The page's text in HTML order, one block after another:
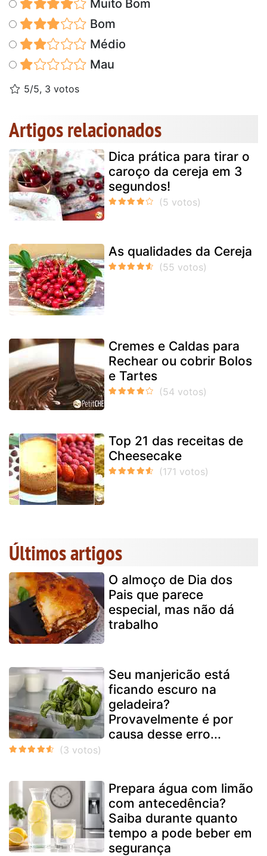
Muito Bom
Bom
Médio
Mau
5/5, 3 votos
Artigos relacionados
Dica prática para tirar o
caroço da cereja em 3
segundos!
As qualidades da Cereja
Cremes e Caldas para
Rechear ou cobrir Bolos
e Tartes
Top 21 das receitas de
Cheesecake
Últimos artigos
O almoço de Dia dos
Pais que parece
especial, mas não dá
trabalho
Seu manjericão está
ficando escuro na
geladeira?
Provavelmente é por
causa desse erro...
Prepara água com limão
com antecedência?
Saiba durante quanto
tempo a pode beber em
segurança